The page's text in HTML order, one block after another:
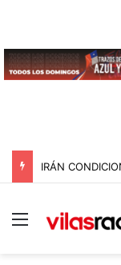
Menú